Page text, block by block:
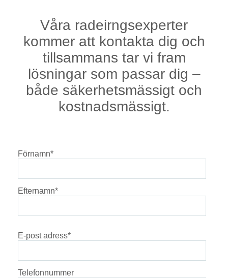
Våra radeirngsexperter
kommer att kontakta dig och
tillsammans tar vi fram
lösningar som passar dig –
både säkerhetsmässigt och
kostnadsmässigt.
Förnamn*
Efternamn*
E-post adress*
Telefonnummer